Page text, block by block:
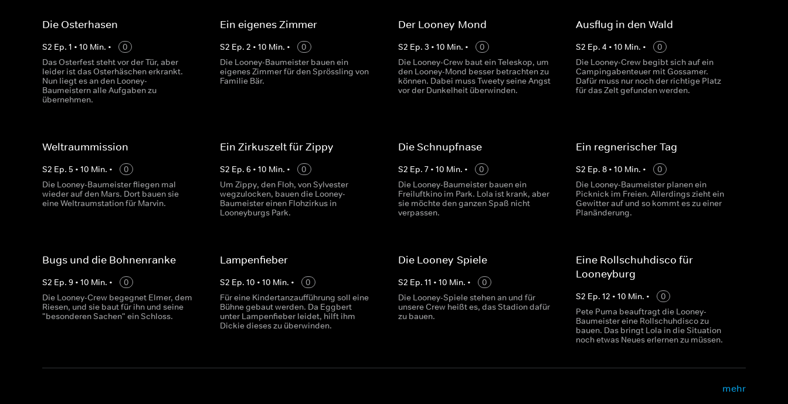
Die Osterhasen
S2 Ep. 1 • 10 Min. •
0
Das Osterfest steht vor der Tür, aber
leider ist das Osterhäschen erkrankt.
Nun liegt es an den Looney-
Baumeistern alle Aufgaben zu
übernehmen.
Ein eigenes Zimmer
S2 Ep.2 •10 Min. •
0
Die Looney-Baumeister bauen ein
eigenes Zimmer für den Sprössling von
Familie Bär.
Der Looney-Mond
S2 Ep. 3 • 10 Min. •
0
Die Looney-Crew baut ein Teleskop, um
den Looney-Mond besser betrachten zu
können. Dabei muss Tweety seine Angst
vor der Dunkelheit überwinden.
Ausflug in den Wald
S2 Ep. 4 • 10 Min. •
0
Die Looney-Crew begibt sich auf ein
Campingabenteuer mit Gossamer.
Dafür muss nur noch der richtige Platz
für das Zelt gefunden werden.
Weltraummission
S2 Ep. 5 • 10 Min. •
0
Die Looney-Baumeister fliegen mal
wieder auf den Mars. Dort bauen sie
eine Weltraumstation für Marvin.
Ein Zirkuszelt für Zippy
S2 Ep.6 •10 Min. •
0
Um Zippy, den Floh, von Sylvester
wegzulocken, bauen die Looney-
Baumeister einen Flohzirkus in
Looneyburgs Park.
Die Schnupfnase
S2 Ep. 7• 10 Min. •
0
Die Looney-Baumeister bauen ein
Freiluftkino im Park. Lola ist krank, aber
sie möchte den ganzen Spaß nicht
verpassen.
Ein regnerischer Tag
S2 Ep. 8• 10 Min. •
0
Die Looney-Baumeister planen ein
Picknick im Freien. Allerdings zieht ein
Gewitter auf und so kommt es zu einer
Planänderung.
Bugs und die Bohnenranke
S2 Ep. 9 • 10 Min. •
0
Die Looney-Crew begegnet Elmer, dem
Riesen, und sie baut für ihn und seine
"besonderen Sachen" ein Schloss.
Lampenfieber
S2 Ep.10 •10 Min. •
0
Für eine Kindertanzaufführung soll eine
Bühne gebaut werden. Da Eggbert
unter Lampenfieber leidet, hilft ihm
Dickie dieses zu überwinden.
Die Looney-Spiele
S2 Ep. 11 • 10 Min. •
0
Die Looney-Spiele stehen an und für
unsere Crew heißt es, das Stadion dafür
zu bauen.
Eine Rollschuhdisco für
Looneyburg
S2 Ep. 12 • 10 Min. •
0
Pete Puma beauftragt die Looney-
Baumeister eine Rollschuhdisco zu
bauen. Das bringt Lola in die Situation
noch etwas Neues erlernen zu müssen.
mehr